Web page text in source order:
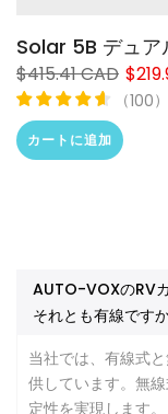
Solar 5B デュア
$415.41 CAD
（100）
カートに追加
AUTO-VOXのRV
それとも有線です
当社では、有線式
供しています。無
定性を実現します。